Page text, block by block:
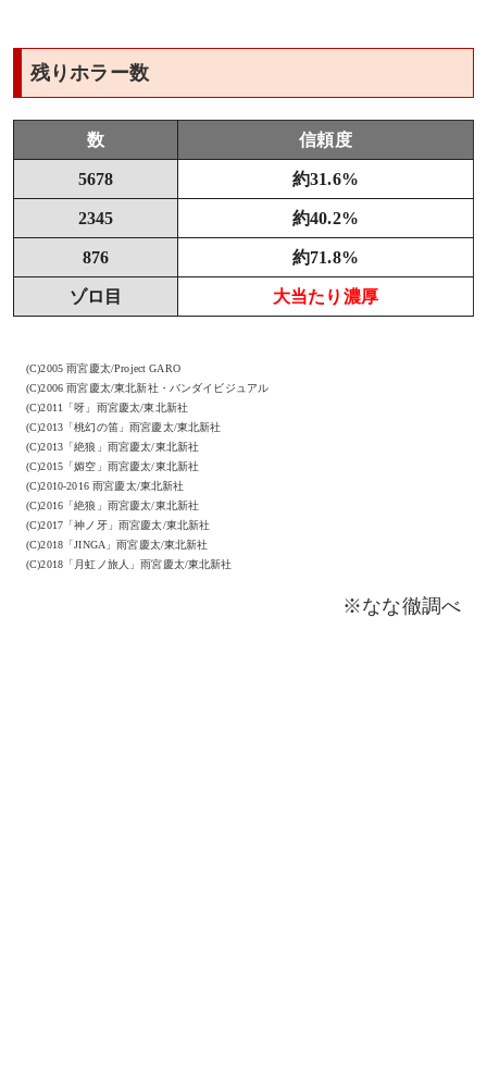
残りホラー数
数 信頼度
5678 約31.6%
2345 約40.2%
876 約71.8%
ゾロ目 大当たり濃厚
(C)2005 雨宮慶太/Project GARO
(C)2006 雨宮慶太/東北新社・バンダイビジュアル
(C)2011「呀」雨宮慶太/東北新社
(C)2013「桃幻の笛」雨宮慶太/東北新社
(C)2013「絶狼」雨宮慶太/東北新社
(C)2015「媚空」雨宮慶太/東北新社
(C)2010-2016 雨宮慶太/東北新社
(C)2016「絶狼」雨宮慶太/東北新社
(C)2017「神ノ牙」雨宮慶太/東北新社
(C)2018「JINGA」雨宮慶太/東北新社
(C)2018「月虹ノ旅人」雨宮慶太/東北新社
※なな徹調べ